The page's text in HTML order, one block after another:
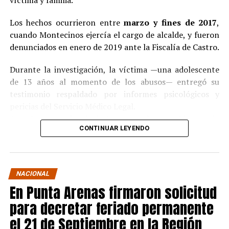
Los hechos ocurrieron entremarzo y fines de 2017,
cuando Montecinos ejercía el cargo de alcalde, y fueron
denunciados en enero de 2019 ante la Fiscalía de Castro.
Durante la investigación, la víctima —una adolescente
de 13 años al momento de los abusos— entregó su
testimonio respaldado por informes psicológicos y
Ante la contundencia de los antecedentes, el imputado
aceptó los cargosen un procedimiento abreviado,
La condena y el cumplimiento en libertad
ElJuzgado de Garantía de Castrodictó sentencia en
noviembre de 2021, condenando a Pedro Montecinos a
tres años y un día de presidio menor en su grado
máximo, más las accesorias legales de inhabilitación
CONTINUAR LEYENDO
NACIONAL
En Punta Arenas firmaron solicitud
para decretar feriado permanente
el 21 de Septiembre en la Región